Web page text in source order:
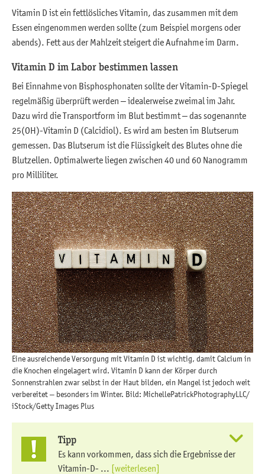
Vitamin D ist ein fettlösliches Vitamin, das zusammen mit dem
Essen eingenommen werden sollte (zum Beispiel morgens oder
abends). Fett aus der Mahlzeit steigert die Aufnahme im Darm.
Vitamin D im Labor bestimmen lassen
Bei Einnahme von Bisphosphonaten sollte der Vitamin-D-Spiegel
regelmäßig überprüft werden – idealerweise zweimal im Jahr.
Dazu wird die Transportform im Blut bestimmt – das sogenannte
25(OH)-Vitamin D (Calcidiol). Es wird am besten im Blutserum
gemessen. Das Blutserum ist die Flüssigkeit des Blutes ohne die
Blutzellen. Optimalwerte liegen zwischen 40 und 60 Nanogramm
pro Milliliter.
Eine ausreichende Versorgung mit Vitamin D ist wichtig, damit Calcium in
die Knochen eingelagert wird. Vitamin D kann der Körper durch
Sonnenstrahlen zwar selbst in der Haut bilden, ein Mangel ist jedoch weit
verbereitet – besonders im Winter. Bild: MichellePatrickPhotographyLLC/
iStock/Getty Images Plus
Tipp
Es kann vorkommen, dass sich die Ergebnisse der
Vitamin-D- ... [weiterlesen]